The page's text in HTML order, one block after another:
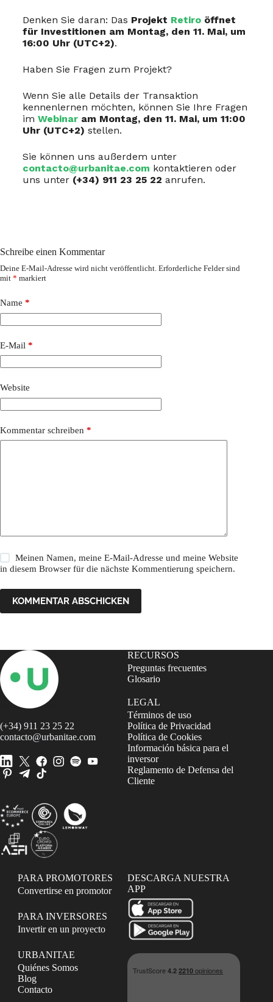
Denken Sie daran: Das Projekt Retiroöffnet
für Investitionen am Montag, den 11. Mai, um
16:00 Uhr (UTC+2).
Haben Sie Fragen zum Projekt?
Wenn Sie alle Details der Transaktion
kennenlernen möchten, können Sie Ihre Fragen
im Webinaram Montag, den 11. Mai, um 11:00
Uhr (UTC+2) stellen.
Sie können uns außerdem unter
contacto@urbanitae.com kontaktieren oder
uns unter (+34) 911 23 25 22 anrufen.
Schreibe einen Kommentar
Deine E-Mail-Adresse wird nicht veröffentlicht. Erforderliche Felder sind
mit * markiert
Name *
E-Mail *
Website
Kommentar schreiben *
Meinen Namen, meine E-Mail-Adresse und meine Website
in diesem Browser für die nächste Kommentierung speichern.
KOMMENTAR ABSCHICKEN
(+34) 911 23 25 22
contacto@urbanitae.com
RECURSOS
Preguntas frecuentes
Glosario
LEGAL
Términos de uso
Política de Privacidad
Política de Cookies
Información básica para el
inversor
Reglamento de Defensa del
Cliente
PARA PROMOTORES
Convertirse en promotor
PARA INVERSORES
Invertir en un proyecto
URBANITAE
Quiénes Somos
Blog
Contacto
DESCARGA NUESTRA
APP